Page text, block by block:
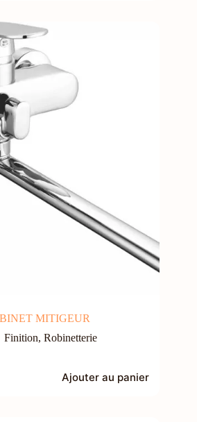
MITIGEUR
Finition,Robinetterie
Ajouter au panier